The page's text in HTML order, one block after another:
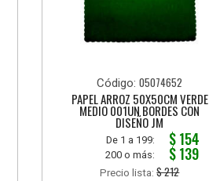
Código:05074652
PAPEL ARROZ 50X50CM VERDE
MEDIO 001UN BORDES CON
DISEÑO JM
De 1 a 199: $ 154
200 o más: $ 139
Precio lista:$ 212